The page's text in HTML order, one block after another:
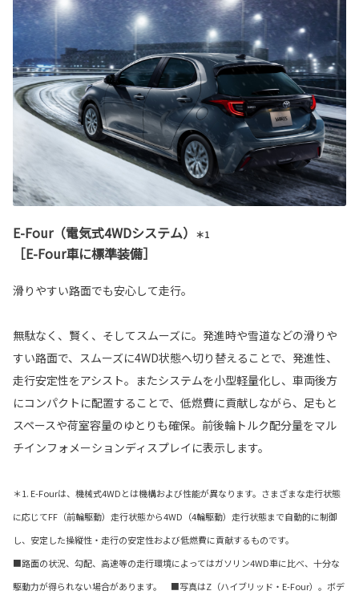
E-Four（電気式4WDシステム） ＊1
［E-Four車に標準装備］
滑りやすい路面でも安心して走行。
無駄なく、賢く、そしてスムーズに。発進時や雪道などの滑りや
すい路面で、スムーズに4WD状態へ切り替えることで、発進性、
走行安定性をアシスト。またシステムを小型軽量化し、車両後方
にコンパクトに配置することで、低燃費に貢献しながら、足もと
スペースや荷室容量のゆとりも確保。前後輪トルク配分量をマル
チインフォメーションディスプレイに表示します。
＊1. E-Fourは、機械式4WDとは機構および性能が異なります。さまざまな走行状態
に応じてFF（前輪駆動）走行状態から4WD（4輪駆動）走行状態まで自動的に制御
し、安定した操縦性・走行の安定性および低燃費に貢献するものです。
■路面の状況、勾配、高速等の走行環境によってはガソリン4WD車に比べ、十分な
駆動力が得られない場合があります。 ■写真はZ（ハイブリッド・E-Four）。ボデ